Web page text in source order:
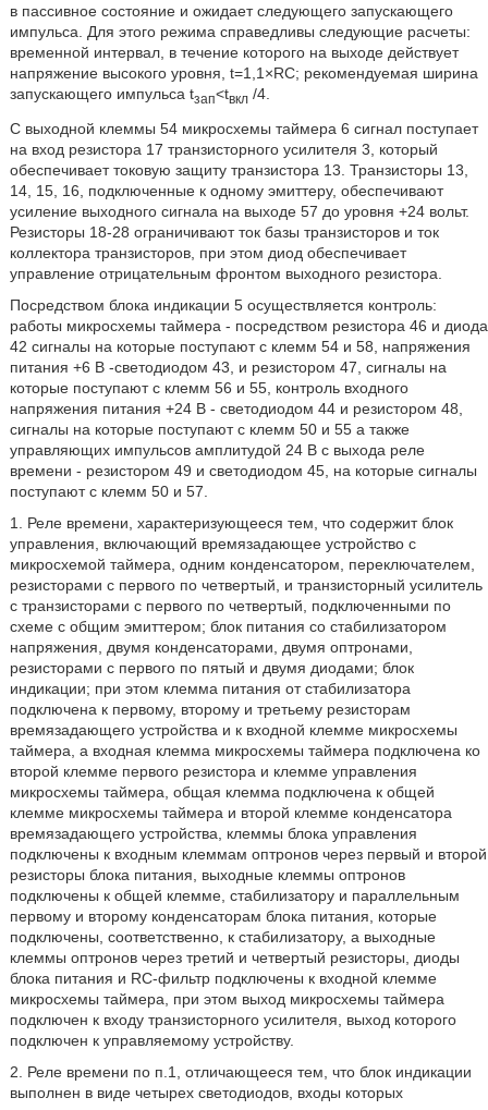
в пассивное состояние и ожидает следующего запускающего
импульса. Для этого режима справедливы следующие расчеты:
временной интервал, в течение которого на выходе действует
напряжение высокого уровня, t=1,1×RC; рекомендуемая ширина
запускающего импульса tзап<tвкл/4.
С выходной клеммы 54 микросхемы таймера 6 сигнал поступает
на вход резистора 17 транзисторного усилителя 3, который
обеспечивает токовую защиту транзистора 13. Транзисторы 13,
14, 15, 16, подключенные к одному эмиттеру, обеспечивают
усиление выходного сигнала на выходе 57 до уровня +24 вольт.
Резисторы 18-28 ограничивают ток базы транзисторов и ток
коллектора транзисторов, при этом диод обеспечивает
управление отрицательным фронтом выходного резистора.
Посредством блока индикации 5 осуществляется контроль:
работы микросхемы таймера - посредством резистора 46 и диода
42 сигналы на которые поступают с клемм 54 и 58, напряжения
питания +6 В -светодиодом 43, и резистором 47, сигналы на
которые поступают с клемм 56 и 55, контроль входного
напряжения питания +24 В - светодиодом 44 и резистором 48,
сигналы на которые поступают с клемм 50 и 55 а также
управляющих импульсов амплитудой 24 В с выхода реле
времени - резистором 49 и светодиодом 45, на которые сигналы
поступают с клемм 50 и 57.
1. Реле времени, характеризующееся тем, что содержит блок
управления, включающий времязадающее устройство с
микросхемой таймера, одним конденсатором, переключателем,
резисторами с первого по четвертый, и транзисторный усилитель
с транзисторами с первого по четвертый, подключенными по
схеме с общим эмиттером; блок питания со стабилизатором
напряжения, двумя конденсаторами, двумя оптронами,
резисторами с первого по пятый и двумя диодами; блок
индикации; при этом клемма питания от стабилизатора
подключена к первому, второму и третьему резисторам
времязадающего устройства и к входной клемме микросхемы
таймера, а входная клемма микросхемы таймера подключена ко
второй клемме первого резистора и клемме управления
микросхемы таймера, общая клемма подключена к общей
клемме микросхемы таймера и второй клемме конденсатора
времязадающего устройства, клеммы блока управления
подключены к входным клеммам оптронов через первый и второй
резисторы блока питания, выходные клеммы оптронов
подключены к общей клемме, стабилизатору и параллельным
первому и второму конденсаторам блока питания, которые
подключены, соответственно, к стабилизатору, а выходные
клеммы оптронов через третий и четвертый резисторы, диоды
блока питания и RC-фильтр подключены к входной клемме
микросхемы таймера, при этом выход микросхемы таймера
подключен к входу транзисторного усилителя, выход которого
подключен к управляемому устройству.
2. Реле времени по п.1, отличающееся тем, что блок индикации
выполнен в виде четырех светодиодов, входы которых